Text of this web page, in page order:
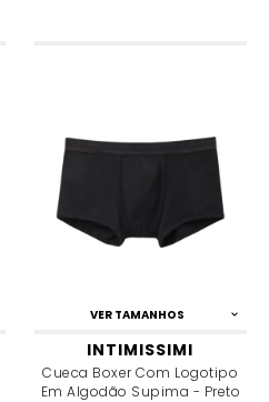
VER TAMANHOS
INTIMISSIMI
Cueca Boxer Com Logotipo
Em Algodão Supima - Preto